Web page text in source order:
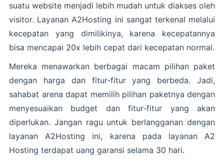
suatu website menjadi lebih mudah untuk diakses oleh
visitor. Layanan A2Hosting ini sangat terkenal melalui
kecepatan yang dimilikinya, karena kecepatannya
bisa mencapai 20x lebih cepat dari kecepatan normal.
Mereka menawarkan berbagai macam pilihan paket
dengan harga dan fitur-fitur yang berbeda. Jadi,
sahabat arena dapat memilih pilihan paketnya dengan
menyesuaikan budget dan fitur-fitur yang akan
diperlukan. Jangan ragu untuk berlangganan dengan
layanan A2Hosting ini, karena pada layanan A2
Hosting terdapat uang garansi selama 30 hari.